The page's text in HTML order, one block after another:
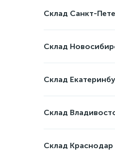
Склад Санкт-
Склад
Склад
Склад
Склад Краснодар